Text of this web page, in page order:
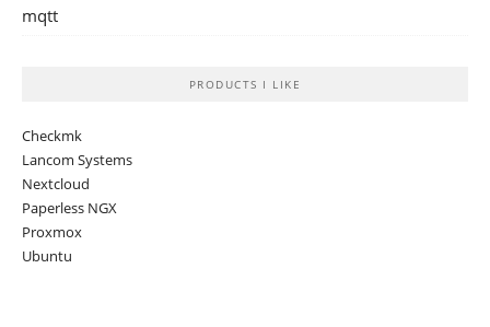
mqtt
PRODUCTS I LIKE
Checkmk
Lancom Systems
Nextcloud
Paperless NGX
Proxmox
Ubuntu